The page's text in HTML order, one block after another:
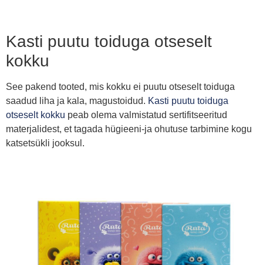
Kasti puutu toiduga otseselt
kokku
See pakend tooted, mis kokku ei puutu otseselt toiduga
saadud liha ja kala, magustoidud. Kasti puutu toiduga
otseselt kokku peab olema valmistatud sertifitseeritud
materjalidest, et tagada hügieeni-ja ohutuse tarbimine kogu
katsetsükli jooksul.